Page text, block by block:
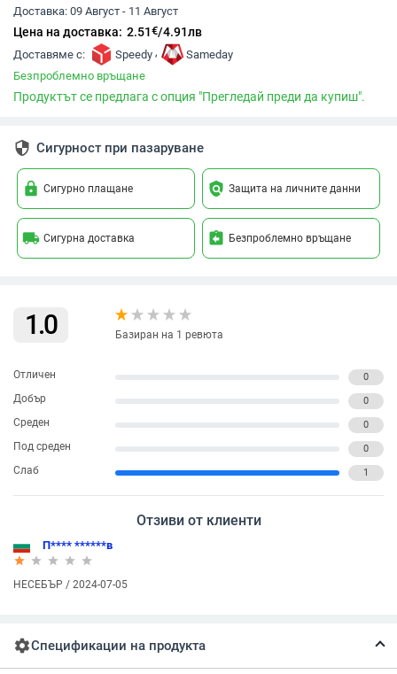
Доставка: 09 Август - 11 Август
Цена на доставка: 2.51€/4.91лв
Доставяме с: Speedy ,
Sameday
Безпроблемно връщане
Продуктът се предлага с опция "Прегледай преди да купиш".
security Сигурност при пазаруване
lock Сигурно плащане policy Защита на личните данни
local_shipping Сигурна доставка assignment_return Безпроблемно връщане
1.0 Базиран на 1 ревюта
Отличен 0
Добър 0
Среден 0
Под среден 0
Слаб 1
Отзиви от клиенти
П**** ******в
star_rate
star_rate
star_rate
star_rate
star_rate
НЕСЕБЪР / 2024-07-05
settingsСпецификации на продукта